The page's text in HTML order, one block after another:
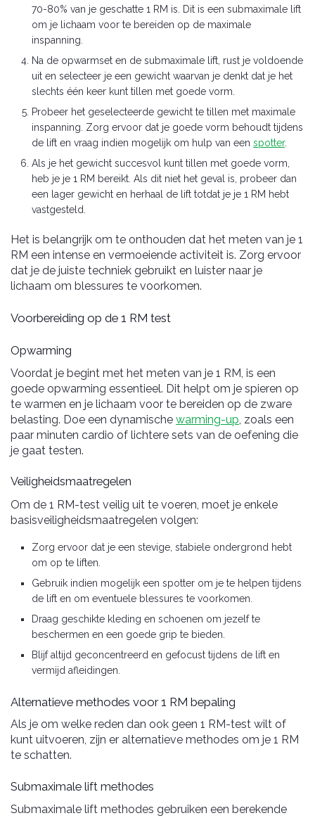
70-80% van je geschatte 1 RM is. Dit is een submaximale lift
om je lichaam voor te bereiden op de maximale
inspanning.
Na de opwarmset en de submaximale lift, rust je voldoende
uit en selecteer je een gewicht waarvan je denkt dat je het
slechts één keer kunt tillen met goede vorm.
Probeer het geselecteerde gewicht te tillen met maximale
inspanning. Zorg ervoor dat je goede vorm behoudt tijdens
de lift en vraag indien mogelijk om hulp van een spotter.
Als je het gewicht succesvol kunt tillen met goede vorm,
heb je je 1 RM bereikt. Als dit niet het geval is, probeer dan
een lager gewicht en herhaal de lift totdat je je 1 RM hebt
vastgesteld.
Het is belangrijk om te onthouden dat het meten van je 1
RM een intense en vermoeiende activiteit is. Zorg ervoor
dat je de juiste techniek gebruikt en luister naar je
lichaam om blessures te voorkomen.
Voorbereiding op de 1 RM test
Opwarming
Voordat je begint met het meten van je 1 RM, is een
goede opwarming essentieel. Dit helpt om je spieren op
te warmen en je lichaam voor te bereiden op de zware
belasting. Doe een dynamische warming-up, zoals een
paar minuten cardio of lichtere sets van de oefening die
je gaat testen.
Veiligheidsmaatregelen
Om de 1 RM-test veilig uit te voeren, moet je enkele
basisveiligheidsmaatregelen volgen:
Zorg ervoor dat je een stevige, stabiele ondergrond hebt
om op te liften.
Gebruik indien mogelijk een spotter om je te helpen tijdens
de lift en om eventuele blessures te voorkomen.
Draag geschikte kleding en schoenen om jezelf te
beschermen en een goede grip te bieden.
Blijf altijd geconcentreerd en gefocust tijdens de lift en
vermijd afleidingen.
Alternatieve methodes voor 1 RM bepaling
Als je om welke reden dan ook geen 1 RM-test wilt of
kunt uitvoeren, zijn er alternatieve methodes om je 1 RM
te schatten.
Submaximale lift methodes
Submaximale lift methodes gebruiken een berekende